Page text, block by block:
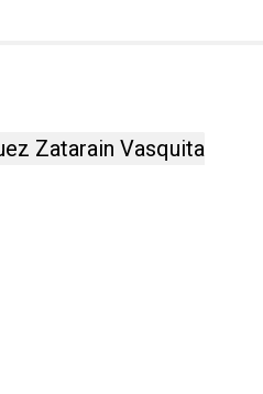
Maria Luisa Rodríguez